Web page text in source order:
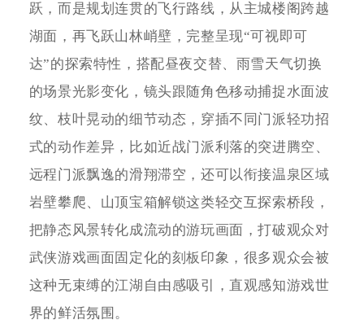
跃，而是规划连贯的飞行路线，从主城楼阁跨越
湖面，再飞跃山林峭壁，完整呈现“可视即可
达”的探索特性，搭配昼夜交替、雨雪天气切换
的场景光影变化，镜头跟随角色移动捕捉水面波
纹、枝叶晃动的细节动态，穿插不同门派轻功招
式的动作差异，比如近战门派利落的突进腾空、
远程门派飘逸的滑翔滞空，还可以衔接温泉区域
岩壁攀爬、山顶宝箱解锁这类轻交互探索桥段，
把静态风景转化成流动的游玩画面，打破观众对
武侠游戏画面固定化的刻板印象，很多观众会被
这种无束缚的江湖自由感吸引，直观感知游戏世
界的鲜活氛围。